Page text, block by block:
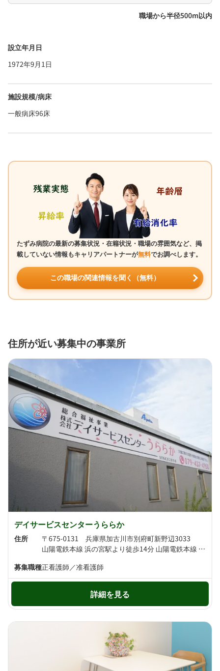
職場から半径500m以内
設立年月日
1972年9月1日
施設規模/病床
一般病床96床
たずみ病院の最新の募集状況・在籍状況・職場の雰囲気など、掲
載していない情報もキャリアパートナーが無料でお調べします。
この職場の関連情報を聞く（無料）
住所が近い募集中の事業所
デイサービスセンターうららか
住所
〒675-0131 兵庫県加古川市別府町新野辺3033
山陽電鉄本線 浜の宮駅より徒歩14分 山陽電鉄本線 別府駅より徒歩17分
募集職種正看護師／准看護師
詳細を見る